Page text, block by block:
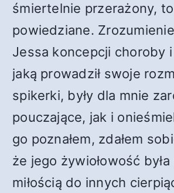
śmiertelnie przerażony, to
powiedziane.
Jessa koncepcji choroby
jaką prowadził swoje
spikerki, były dla mnie
pouczające, jak i
go poznałem, zdałem
że jego żywiołowość
miłością do innych